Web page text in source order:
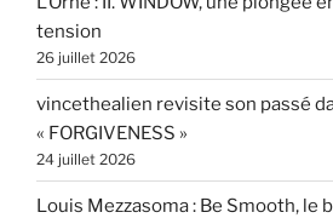
tension
26 juillet 2026
vincethealien revisite son passé
« FORGIVENESS »
24 juillet 2026
Louis Mezzasoma : Be Smooth, le